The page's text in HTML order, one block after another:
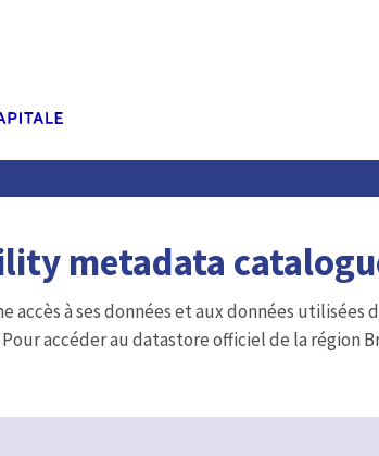
metadata
accès à ses données et aux données
Pour accéder au datastore officiel de la région